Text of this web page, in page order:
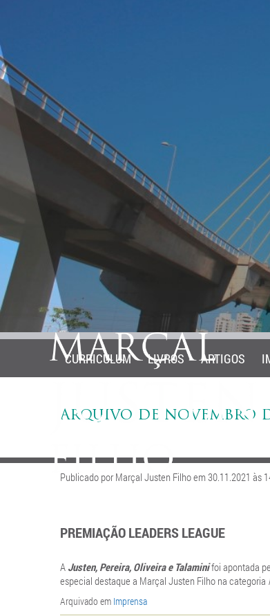
CURRICULUM LIVROS ARTIGOS
ARQUIVO DE NOVEMBRO
Publicado por Marçal Justen Filho em 30.11.2021 às
PREMIAÇÃO LEADERS LEAGUE
A Justen, Pereira, Oliveira e Talaminifoi apontada
especial destaque a Marçal Justen Filho na categoria
Arquivado em Imprensa